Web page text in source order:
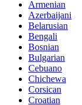
Armenian
Azerbaijani
Belarusian
Bengali
Bosnian
Bulgarian
Cebuano
Chichewa
Corsican
Croatian